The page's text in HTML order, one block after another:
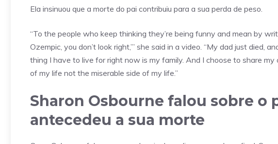
Ela insinuou que a morte do pai contribuiu para a sua perda de peso.
“To the people who keep thinking they’re being funny and mean by
Ozempic, you don’t look right,’” she said in a video. “My dad just died,
thing I have to live for right now is my family. And I choose to share
of my life not the miserable side of my life.”
Sharon Osbourne falou sobre o
antecedeu a sua morte